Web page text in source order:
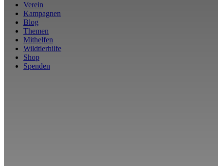
Verein
Kampagnen
Blog
Themen
Mithelfen
Wildtierhilfe
Shop
Spenden